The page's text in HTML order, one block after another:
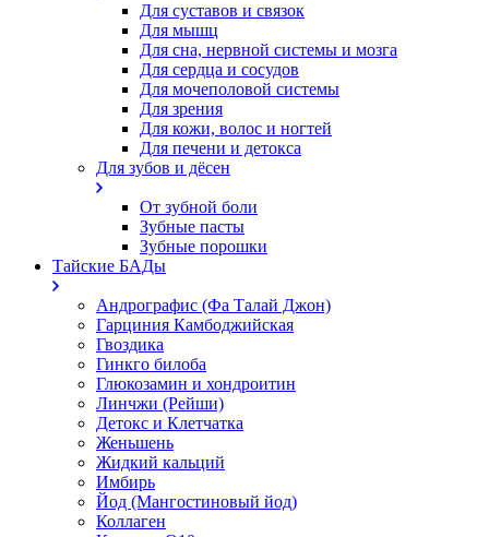
Для суставов и связок
Для мышц
Для сна, нервной системы и мозга
Для сердца и сосудов
Для мочеполовой системы
Для зрения
Для кожи, волос и ногтей
Для печени и детокса
Для зубов и дёсен
От зубной боли
Зубные пасты
Зубные порошки
Тайские БАДы
Андрографис (Фа Талай Джон)
Гарциния Камбоджийская
Гвоздика
Гинкго билоба
Глюкозамин и хондроитин
Линчжи (Рейши)
Детокс и Клетчатка
Женьшень
Жидкий кальций
Имбирь
Йод (Мангостиновый йод)
Коллаген